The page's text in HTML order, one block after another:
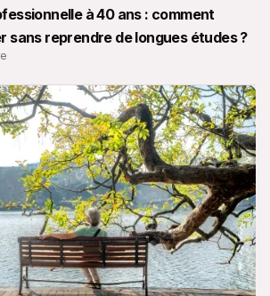
à 40 ans : comment
sans reprendre de longues études ?